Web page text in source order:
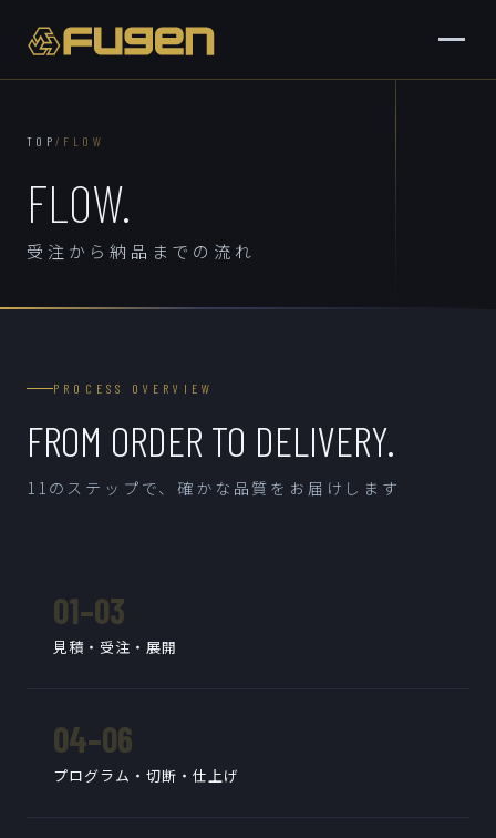
TOP/ FLOW
FLOW. 加工の流れ｜
受注から納品までの流れ
PROCESS OVERVIEW
FROM ORDER TO DELIVERY.
11のステップで、確かな品質をお届けします
01–03
見積・受注・展開
04–06
プログラム・切断・仕上げ